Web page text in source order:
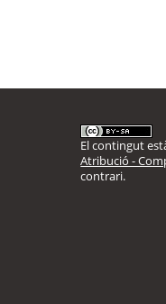
El contingut
Atribució -
contrari.